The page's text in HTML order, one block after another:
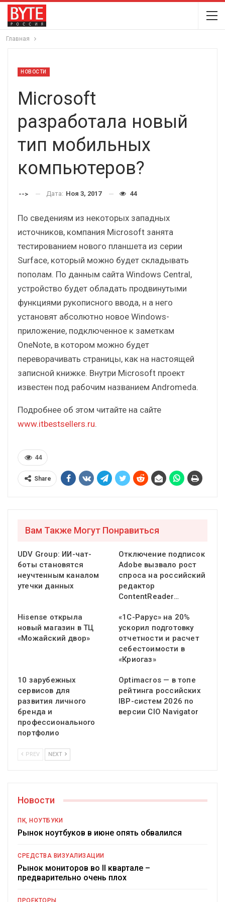
Главная
НОВОСТИ
Microsoft
разработала новый
тип мобильных
компьютеров?
--> Дата: Ноя 3, 2017 44
По сведениям из некоторых западных
источников, компания Microsoft занята
тестированием нового планшета из серии
Surface, который можно будет складывать
пополам. По данным сайта Windows Central,
устройство будет обладать продвинутыми
функциями рукописного ввода, н а него
установят абсолютно новое Windows-
приложение, подключенное к заметкам
OneNote, в котором можно будет
переворачивать страницы, как на настоящей
записной книжке. Внутри Microsoft проект
известен под рабочим названием Andromeda.
Подробнее об этом читайте на сайте
www.itbestsellers.ru.
44
Share
Вам Также Могут Понравиться
UDV Group: ИИ-чат-
боты становятся
неучтенным каналом
утечки данных
Отключение подписок
Adobe вызвало рост
спроса на российский
редактор
ContentReader…
Hisense открыла
новый магазин в ТЦ
«Можайский двор»
«1С-Рарус» на 20%
ускорил подготовку
отчетности и расчет
себестоимости в
«Криогаз»
10 зарубежных
сервисов для
развития личного
бренда и
профессионального
портфолио
Optimacros — в топе
рейтинга российских
IBP-систем 2026 по
версии CIO Navigator
PREV NEXT
Новости
ПК, НОУТБУКИ
Рынок ноутбуков в июне опять обвалился
СРЕДСТВА ВИЗУАЛИЗАЦИИ
Рынок мониторов во II квартале –
предварительно очень плох